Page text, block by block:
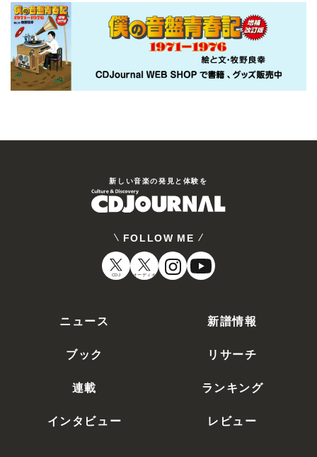
新しい⾳楽の発⾒と体験を
FOLLOW ME
CDJ オーディオ
ニュース
新譜情報
ブック
リサーチ
連載
ランキング
インタビュー
レビュー